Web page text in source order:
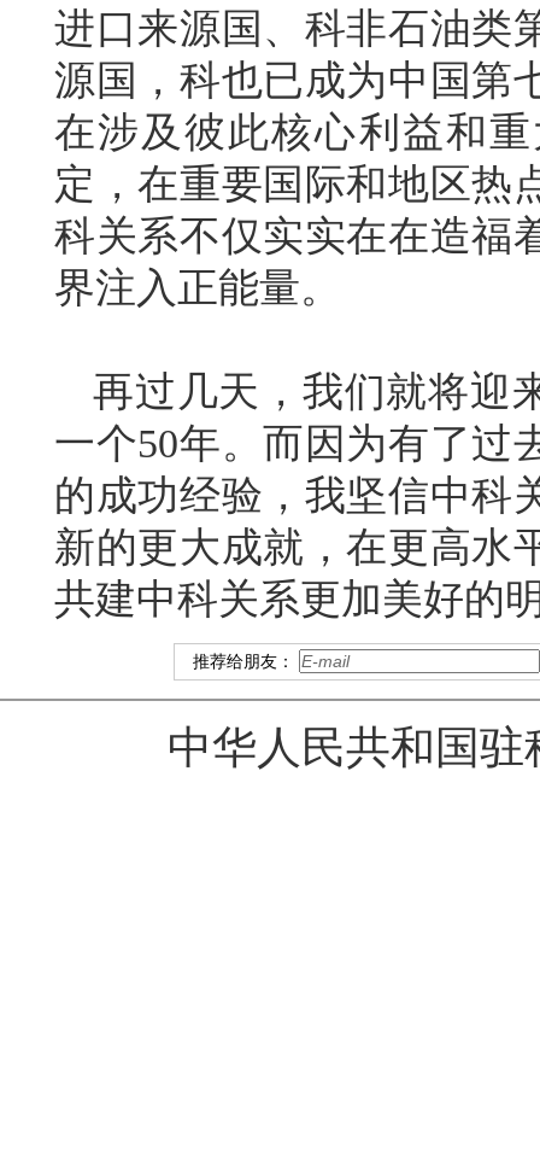
进口来源国、科非石油类
源国，科也已成为中国第
在涉及彼此核心利益和
定，在重要国际和地区热
科关系不仅实实在在造福
界注入正能量。
再过几天，我们就将迎
一个50年。而因为有了过
的成功经验，我坚信中科
新的更大成就，在更高水
共建中科关系更加美好的
推荐给朋友：
中华人民共和国